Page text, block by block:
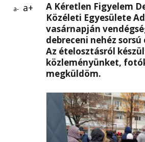
a- a+
A Kéretlen Figyelem
Közéleti Egyesülete
vasárnapján
debreceni nehéz
Az ételosztásról
közleményünket,
megküldöm.